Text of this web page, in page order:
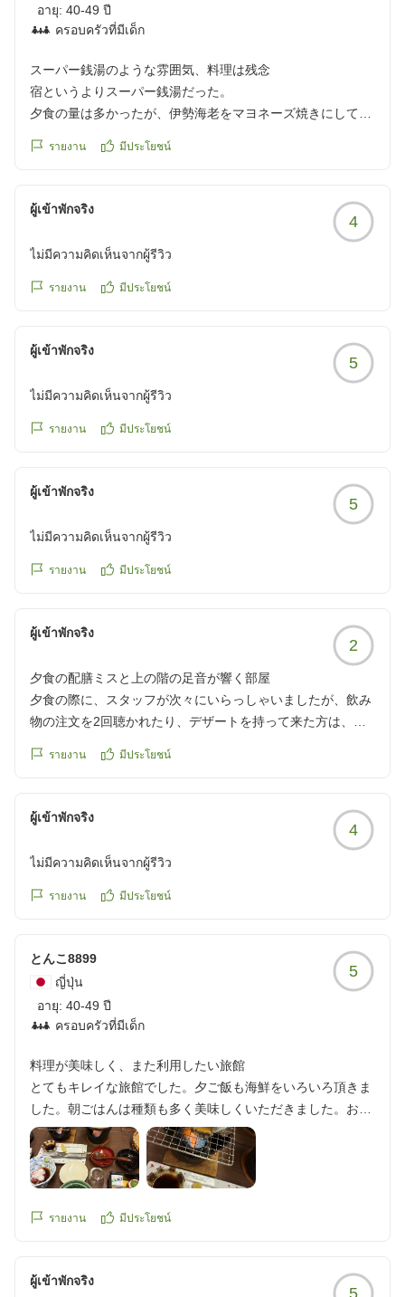
อายุ: 40-49 ปี
ครอบครัวที่มีเด็ก
スーパー銭湯のような雰囲気、料理は残念
宿というよりスーパー銭湯だった。
夕食の量は多かったが、伊勢海老をマヨネーズ焼きにしてし
クチコミの詳細はこちらから
https://review.travel.rakuten.co.jp/hotel/voice/28516?
reviewId=33123478547511
รายงาน มีประโยชน์
ผู้เข้าพักจริง
4
ไม่มีความคิดเห็นจากผู้รีวิว
รายงาน มีประโยชน์
ผู้เข้าพักจริง
5
ไม่มีความคิดเห็นจากผู้รีวิว
รายงาน มีประโยชน์
ผู้เข้าพักจริง
5
ไม่มีความคิดเห็นจากผู้รีวิว
รายงาน มีประโยชน์
ผู้เข้าพักจริง
2
夕食の配膳ミスと上の階の足音が響く部屋
夕食の際に、スタッフが次々にいらっしゃいましたが、飲み
物の注文を2回聴かれたり、デザートを持って来た方は、こ
ませんでした。
れなかったです。
クチコミの詳細はこちらから
https://review.travel.rakuten.co.jp/hotel/voice/28516?
reviewId=33123478227213
รายงาน มีประโยชน์
ผู้เข้าพักจริง
4
ไม่มีความคิดเห็นจากผู้รีวิว
รายงาน มีประโยชน์
とんこ8899
ญี่ปุ่น
อายุ: 40-49 ปี
ครอบครัวที่มีเด็ก
5
料理が美味しく、また利用したい旅館
とてもキレイな旅館でした。夕ご飯も海鮮をいろいろ頂きま
した。朝ごはんは種類も多く美味しくいただきました。お風
呂は温泉表示がなかったので、わからず。表示あったのか
な。夕方に着いたら、近所の銭湯代わりにきてるお客様がお
おかったように思いました。現金のみの取扱いでした。また
マスパーランドへ。また是非利用したいと思いますし、紹介
https://review.travel.rakuten.co.jp/hotel/voice/28516?
รายงาน มีประโยชน์
ผู้เข้าพักจริง
5